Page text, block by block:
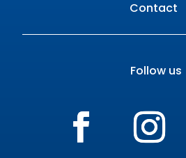
Contact
Follow us